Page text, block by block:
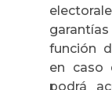
función
en caso
podrá